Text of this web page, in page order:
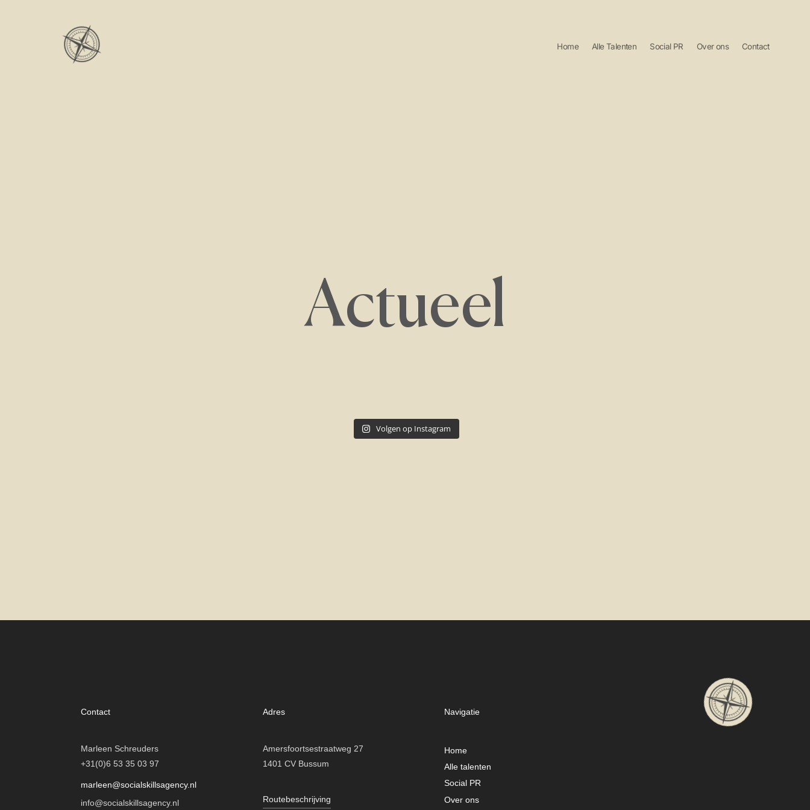
Home Alle Talenten Social PR Over ons Contact
Actueel
Volgen op Instagram
Contact
Marleen Schreuders
+31(0)6 53 35 03 97
marleen@socialskillsagency.nl
info@socialskillsagency.nl
Adres
Amersfoortsestraatweg 27
1401 CV Bussum
Routebeschrijving
Navigatie
Home
Alle talenten
Social PR
Over ons